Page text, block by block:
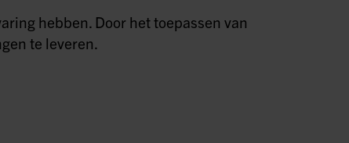
hebben. Door het toepassen van
te leveren.